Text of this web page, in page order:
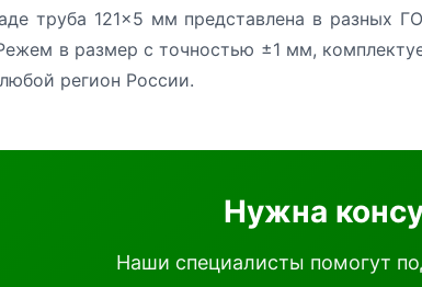
труба 121×5 мм представлена в разных
в размер с точностью ±1 мм,
регион России.
Нужна
Наши специалисты помогут